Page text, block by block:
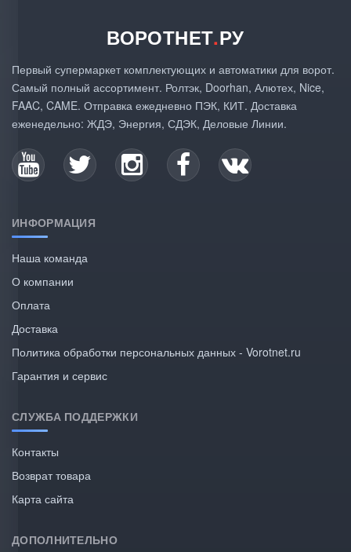
ВОРОТНЕТ.РУ
Первый супермаркет комплектующих и автоматики для ворот.
Самый полный ассортимент. Ролтэк, Doorhan, Алютех, Nice,
FAAC, CAME. Отправка ежедневно ПЭК, КИТ. Доставка
еженедельно: ЖДЭ, Энергия, СДЭК, Деловые Линии.
ИНФОРМАЦИЯ
Наша команда
О компании
Оплата
Доставка
Политика обработки персональных данных - Vorotnet.ru
Гарантия и сервис
СЛУЖБА ПОДДЕРЖКИ
Контакты
Возврат товара
Карта сайта
ДОПОЛНИТЕЛЬНО